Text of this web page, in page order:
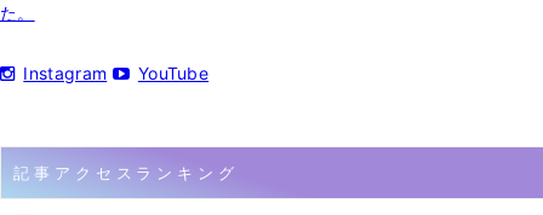
た。
Instagram YouTube
記事アクセスランキング